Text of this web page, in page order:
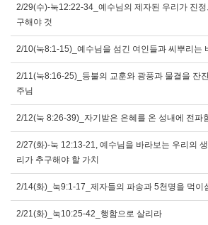
2/29(수)-눅12:22-34_예수님의 제자된 우리가 진
구해야 것
2/10(눅8:1-15)_예수님을 섬긴 여인들과 씨뿌리는
2/11(눅8:16-25)_등불의 교훈와 광풍과 물결을 잔
주님
2/12(눅 8:26-39)_자기받은 은혜를 온 성내에 전파
2/27(화)-눅 12:13-21, 예수님을 바라보는 우리의
리가 추구해야 할 가치
2/14(화)_눅9:1-17_제자들의 파송과 5천명을 먹이
2/21(화)_눅10:25-42_행함으로 살리라